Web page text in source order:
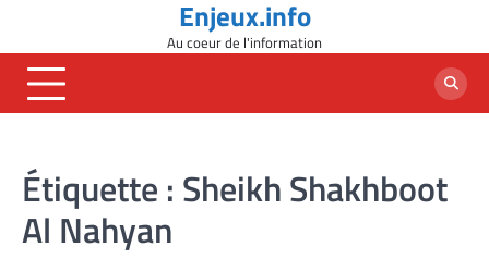
content
Enjeux.info
Au coeur de l'information
Étiquette : Sheikh Shakhboot
Al Nahyan